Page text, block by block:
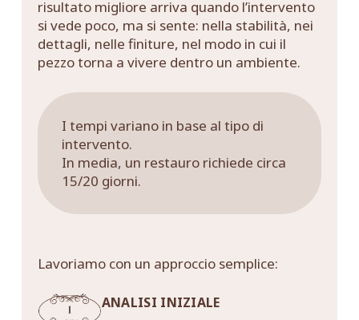
risultato migliore arriva quando l’intervento
si vede poco, ma si sente: nella stabilità, nei
dettagli, nelle finiture, nel modo in cui il
pezzo torna a vivere dentro un ambiente.
I tempi variano in base al tipo di
intervento.
In media, un restauro richiede circa
15/20 giorni.
Lavoriamo con un approccio semplice:
ANALISI INIZIALE